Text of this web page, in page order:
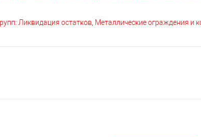
Ликвидация остатков, Металлические ограждения и